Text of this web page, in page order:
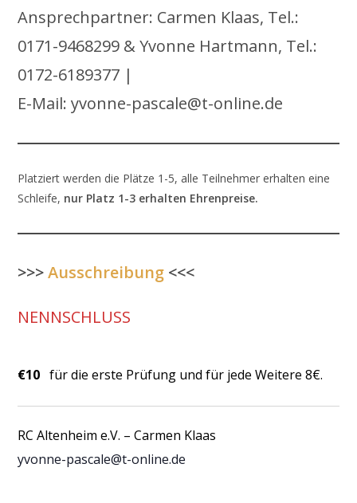
Ansprechpartner: Carmen Klaas, Tel.:
0171-9468299 & Yvonne Hartmann, Tel.:
0172-6189377 |
E-Mail: yvonne-pascale@t-online.de
Platziert werden die Plätze 1-5, alle Teilnehmer erhalten eine
Schleife, nur Platz 1-3 erhalten Ehrenpreise.
>>>Ausschreibung <<<
NENNSCHLUSS
€10 für die erste Prüfung und für jede Weitere 8€.
RC Altenheim e.V. – Carmen Klaas
yvonne-pascale@t-online.de